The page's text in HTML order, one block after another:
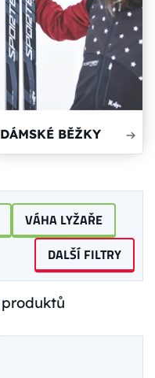
DÁMSKÉ BĚŽKY
VÁHA LYŽAŘE
DALŠÍ FILTRY
produktů